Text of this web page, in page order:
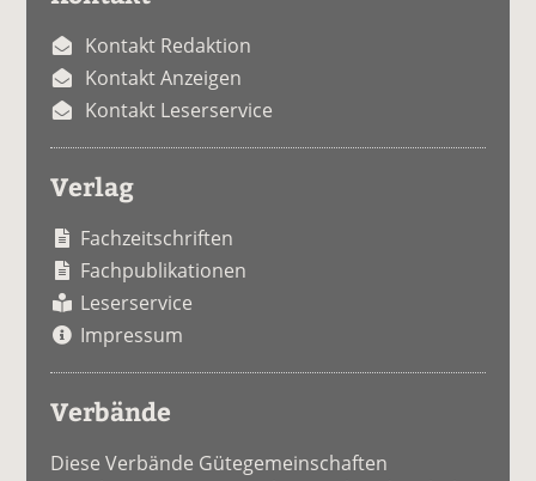
Kontakt Redaktion
Kontakt Anzeigen
Kontakt Leserservice
Verlag
Fachzeitschriften
Fachpublikationen
Leserservice
Impressum
Verbände
Diese Verbände Gütegemeinschaften